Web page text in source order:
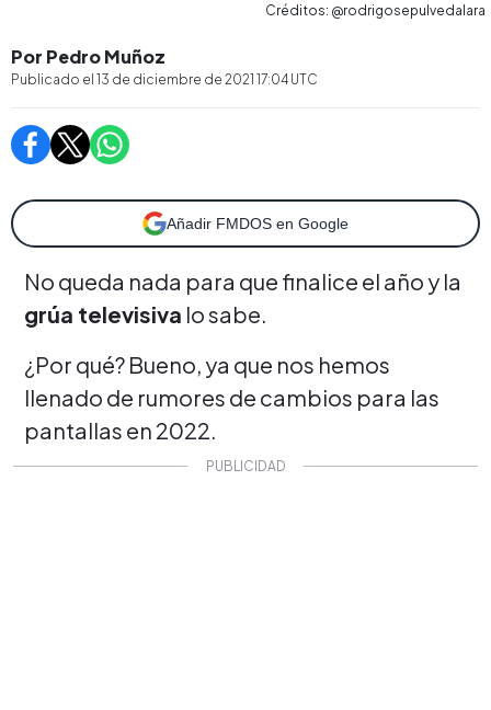
Créditos: @rodrigosepulvedalara
Por Pedro Muñoz
Publicado el 13 de diciembre de 2021 17:04 UTC
Añadir FMDOS en Google
No queda nada para que finalice el año y la
grúa televisiva lo sabe.
¿Por qué? Bueno, ya que nos hemos
llenado de rumores de cambios para las
pantallas en 2022.